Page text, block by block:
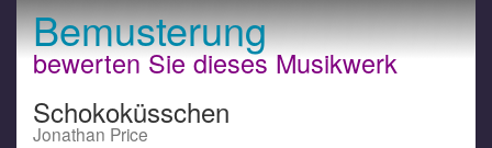
Bemusterung
bewerten Sie dieses Musikwerk
Schokoküsschen
Jonathan Price